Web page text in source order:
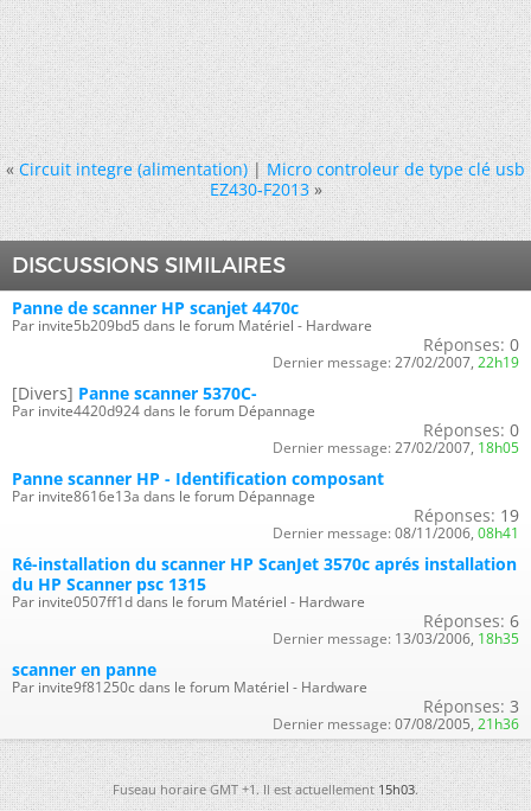
« Circuit integre (alimentation)|Micro controleur de type clé usb
EZ430-F2013 »
DISCUSSIONS SIMILAIRES
Panne de scanner HP scanjet 4470c
Par invite5b209bd5 dans le forum Matériel - Hardware
Réponses: 0
Dernier message: 27/02/2007, 22h19
[Divers] Panne scanner 5370C-
Par invite4420d924 dans le forum Dépannage
Réponses: 0
Dernier message: 27/02/2007, 18h05
Panne scanner HP - Identification composant
Par invite8616e13a dans le forum Dépannage
Réponses: 19
Dernier message: 08/11/2006, 08h41
Ré-installation du scanner HP ScanJet 3570c aprés installation
du HP Scanner psc 1315
Par invite0507ff1d dans le forum Matériel - Hardware
Réponses: 6
Dernier message: 13/03/2006, 18h35
scanner en panne
Par invite9f81250c dans le forum Matériel - Hardware
Réponses: 3
Dernier message: 07/08/2005, 21h36
Fuseau horaire GMT +1. Il est actuellement 15h03.